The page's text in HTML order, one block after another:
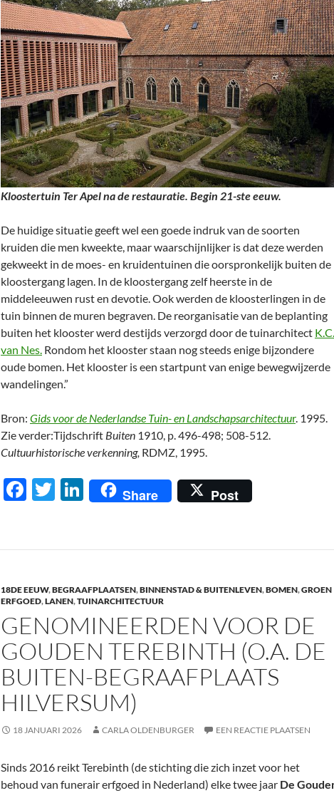
Kloostertuin Ter Apel na de restauratie. Begin 21-ste eeuw.
De huidige situatie geeft wel een goede indruk van de soorten
kruiden die men kweekte, maar waarschijnlijker is dat deze werden
gekweekt in de moes- en kruidentuinen die oorspronkelijk buiten de
kloostergang lagen. In de kloostergang zelf heerste in de
middeleeuwen rust en devotie. Ook werden de kloosterlingen in de
tuin binnen de muren begraven. De reorganisatie van de beplanting
buiten het klooster werd destijds verzorgd door de tuinarchitect K.C.
van Nes. Rondom het klooster staan nog steeds enige bijzondere
oude bomen. Het klooster is een startpunt van enige bewegwijzerde
wandelingen.”
Bron: Gids voor de Nederlandse Tuin- en Landschapsarchitectuur. 1995.
Zie verder:Tijdschrift Buiten 1910, p. 496-498; 508-512.
Cultuurhistorische verkenning, RDMZ, 1995.
F
b
o
o
k
T
er
Li
e
dI
n
Share Post
18DE EEUW,BEGRAAFPLAATSEN,BINNENSTAD & BUITENLEVEN,BOMEN,GROEN
ERFGOED,LANEN,TUINARCHITECTUUR
GENOMINEERDEN VOOR DE
GOUDEN TEREBINTH (O.A. DE
BUITEN-BEGRAAFPLAATS
HILVERSUM)
18 JANUARI 2026 CARLA OLDENBURGER EEN REACTIE PLAATSEN
Sinds 2016 reikt Terebinth (de stichting die zich inzet voor het
behoud van funerair erfgoed in Nederland) elke twee jaar De